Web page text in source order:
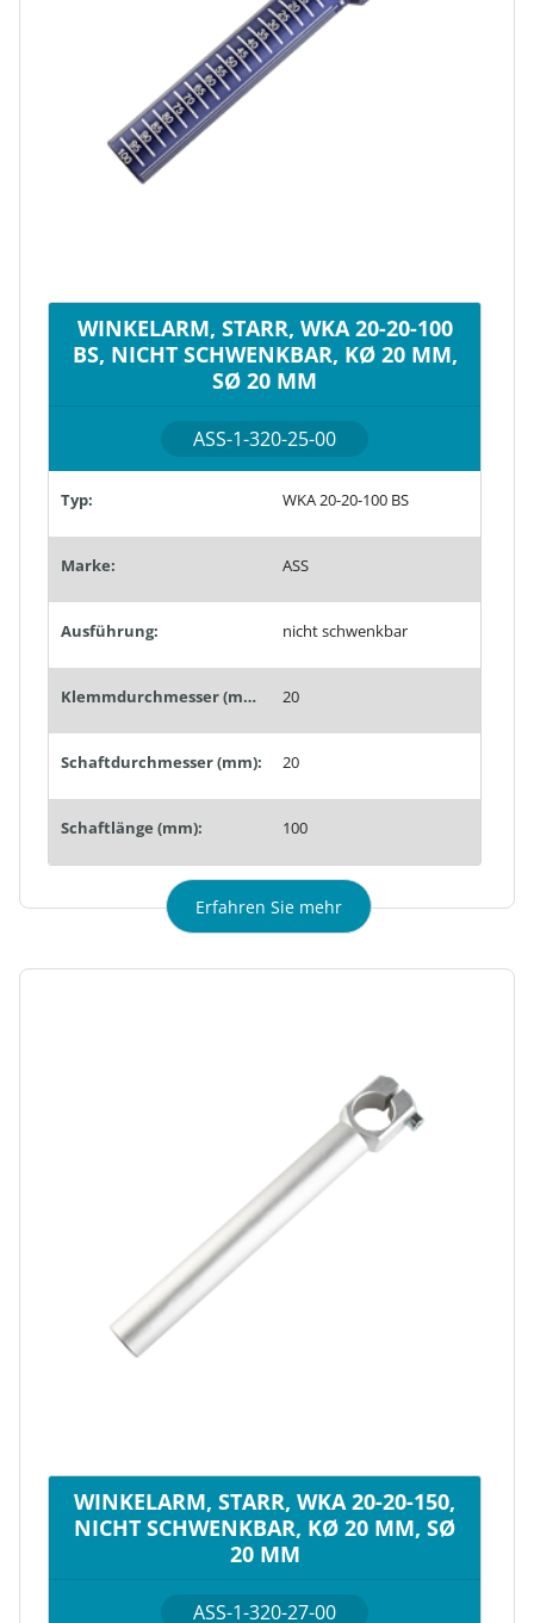
WINKELARM, STARR, WKA 20-20-100
BS, NICHT SCHWENKBAR, KØ 20 MM,
SØ 20 MM
ASS-1-320-25-00
Typ: WKA 20-20-100 BS
Marke: ASS
Ausführung: nicht schwenkbar
Klemmdurchmesser (mm): 20
Schaftdurchmesser (mm): 20
Schaftlänge (mm): 100
Erfahren Sie mehr
WINKELARM, STARR, WKA 20-20-150,
NICHT SCHWENKBAR, KØ 20 MM, SØ
20 MM
ASS-1-320-27-00